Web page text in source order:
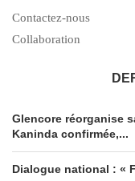
Contactez-nous
Collaboration
Glencore réorganise
Kaninda confirmée,...
Dialogue national : «